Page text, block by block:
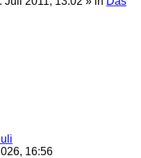
16:56